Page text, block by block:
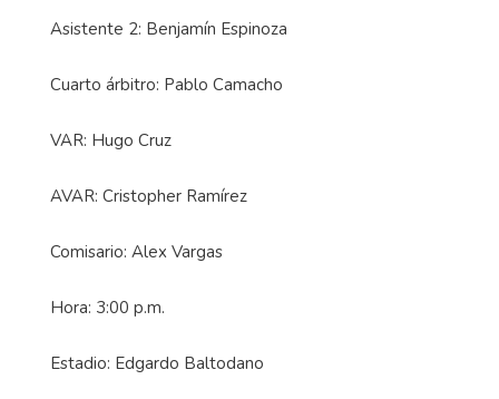
Asistente 2: Benjamín Espinoza
Cuarto árbitro: Pablo Camacho
VAR: Hugo Cruz
AVAR: Cristopher Ramírez
Comisario: Alex Vargas
Hora: 3:00 p.m.
Estadio: Edgardo Baltodano